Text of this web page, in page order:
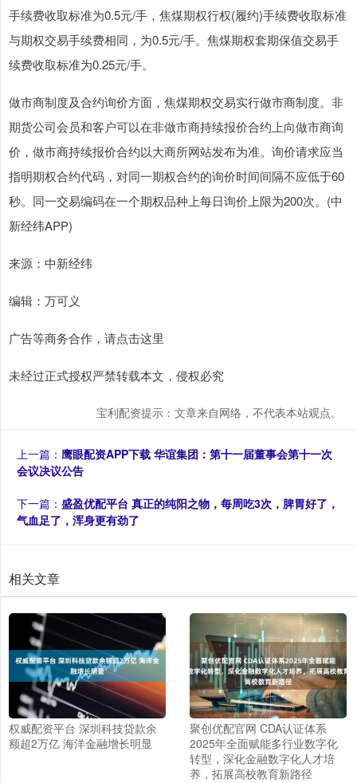
手续费收取标准为0.5元/手，焦煤期权行权(履约)手续费收取标准
与期权交易手续费相同，为0.5元/手。焦煤期权套期保值交易手
续费收取标准为0.25元/手。
做市商制度及合约询价方面，焦煤期权交易实行做市商制度。非
期货公司会员和客户可以在非做市商持续报价合约上向做市商询
价，做市商持续报价合约以大商所网站发布为准。询价请求应当
指明期权合约代码，对同一期权合约的询价时间间隔不应低于60
秒。同一交易编码在一个期权品种上每日询价上限为200次。(中
新经纬APP)
来源：中新经纬
编辑：万可义
广告等商务合作，请点击这里
未经过正式授权严禁转载本文，侵权必究
宝利配资提示：文章来自网络，不代表本站观点。
上一篇： 鹰眼配资APP下载 华谊集团：第十一届董事会第十一次
会议决议公告
下一篇： 盛盈优配平台 真正的纯阳之物，每周吃3次，脾胃好了，
气血足了，浑身更有劲了
相关文章
权威配资平台 深圳科技贷款余
额超2万亿 海洋金融增长明显
聚创优配官网 CDA认证体系
2025年全面赋能多行业数字化
转型，深化金融数字化人才培
养，拓展高校教育新路径